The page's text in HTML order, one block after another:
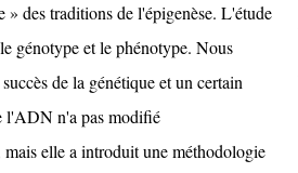
des traditions de l'épigenèse. L'étude
génotype et le phénotype. Nous
de la génétique et un certain
l'ADN n'a pas modifié
mais elle a introduit une méthodologie